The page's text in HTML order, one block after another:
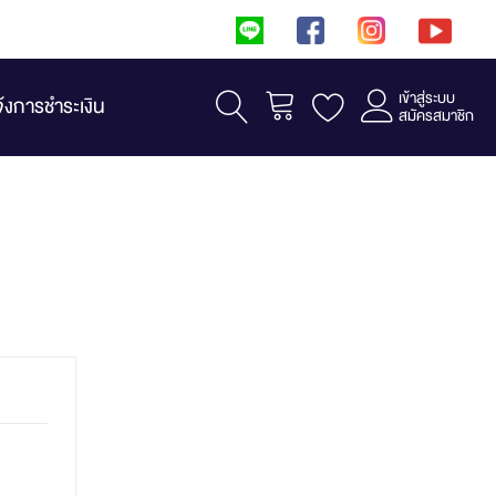
การชำระเงิน รถเข็น เข้าสู่ระบบ
สมัครสมาชิก